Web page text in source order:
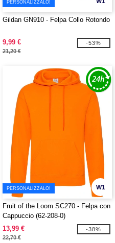
PERSONALIZZALO!
Gildan GN910 - Felpa Collo Rotondo
9,99 €
21,20 €
-53%
W1
PERSONALIZZALO!
Fruit of the Loom SC270 - Felpa con
Cappuccio (62-208-0)
13,99 €
22,70 €
-38%